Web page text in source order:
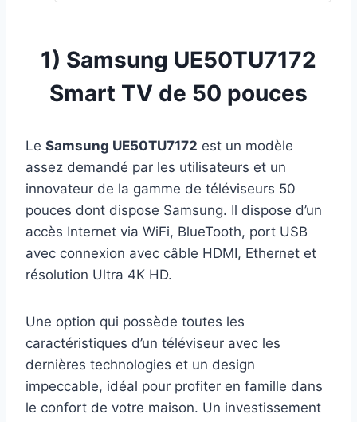
1) Samsung UE50TU7172
Smart TV de 50 pouces
Le Samsung UE50TU7172 est un modèle
assez demandé par les utilisateurs et un
innovateur de la gamme de téléviseurs 50
pouces dont dispose Samsung. Il dispose d’un
accès Internet via WiFi, BlueTooth, port USB
avec connexion avec câble HDMI, Ethernet et
résolution Ultra 4K HD.
Une option qui possède toutes les
caractéristiques d’un téléviseur avec les
dernières technologies et un design
impeccable, idéal pour profiter en famille dans
le confort de votre maison. Un investissement